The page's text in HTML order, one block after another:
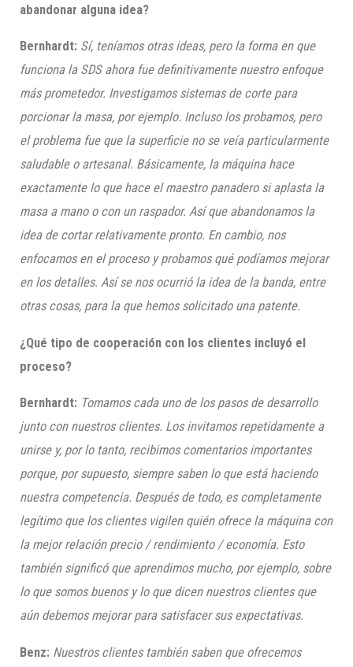
abandonar alguna idea?
Bernhardt: Sí, teníamos otras ideas, pero la forma en que
funciona la SDS ahora fue definitivamente nuestro enfoque
más prometedor. Investigamos sistemas de corte para
porcionar la masa, por ejemplo. Incluso los probamos, pero
el problema fue que la superficie no se veía particularmente
saludable o artesanal. Básicamente, la máquina hace
exactamente lo que hace el maestro panadero si aplasta la
masa a mano o con un raspador. Así que abandonamos la
idea de cortar relativamente pronto. En cambio, nos
enfocamos en el proceso y probamos qué podíamos mejorar
en los detalles. Así se nos ocurrió la idea de la banda, entre
otras cosas, para la que hemos solicitado una patente.
¿Qué tipo de cooperación con los clientes incluyó el
proceso?
Bernhardt: Tomamos cada uno de los pasos de desarrollo
junto con nuestros clientes. Los invitamos repetidamente a
unirse y, por lo tanto, recibimos comentarios importantes
porque, por supuesto, siempre saben lo que está haciendo
nuestra competencia. Después de todo, es completamente
legítimo que los clientes vigilen quién ofrece la máquina con
la mejor relación precio / rendimiento / economía. Esto
también significó que aprendimos mucho, por ejemplo, sobre
lo que somos buenos y lo que dicen nuestros clientes que
aún debemos mejorar para satisfacer sus expectativas.
Benz: Nuestros clientes también saben que ofrecemos